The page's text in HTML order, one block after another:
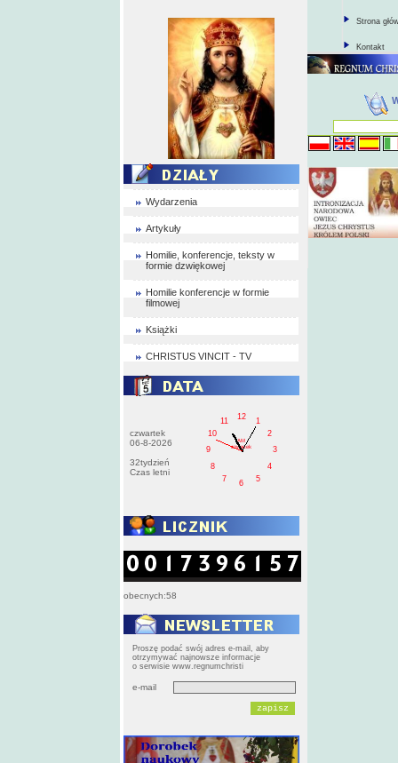
Wydarzenia
Artykuły
Homilie, konferencje, teksty w
formie dzwiękowej
Homilie konferencje w formie
filmowej
Książki
CHRISTUS VINCIT - TV
czwartek
06-8-2026
32tydzień
Czas letni
1
2
3
4
5
6
7
8
9
10
11
12
AM
czwartek
obecnych:58
Proszę podać swój adres e-mail, aby
otrzymywać najnowsze informacje
o serwisie www.regnumchristi
e-mail
Strona
Kontakt